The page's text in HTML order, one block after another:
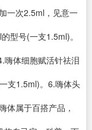
一次2.5ml，见意一
型号(一支1.5ml)。
嗨体细胞赋活针祛泪
支1.5ml)。6.嗨体头
体属于百搭产品，